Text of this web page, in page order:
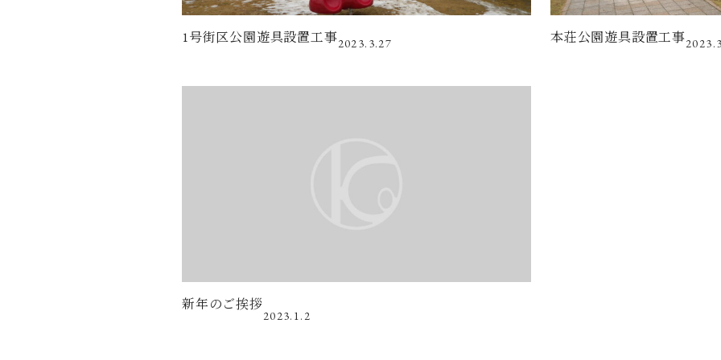
1号街区公園遊具設置工事2023.3.27 本荘公園遊具設置工事
新年のご挨拶
2023.1.2